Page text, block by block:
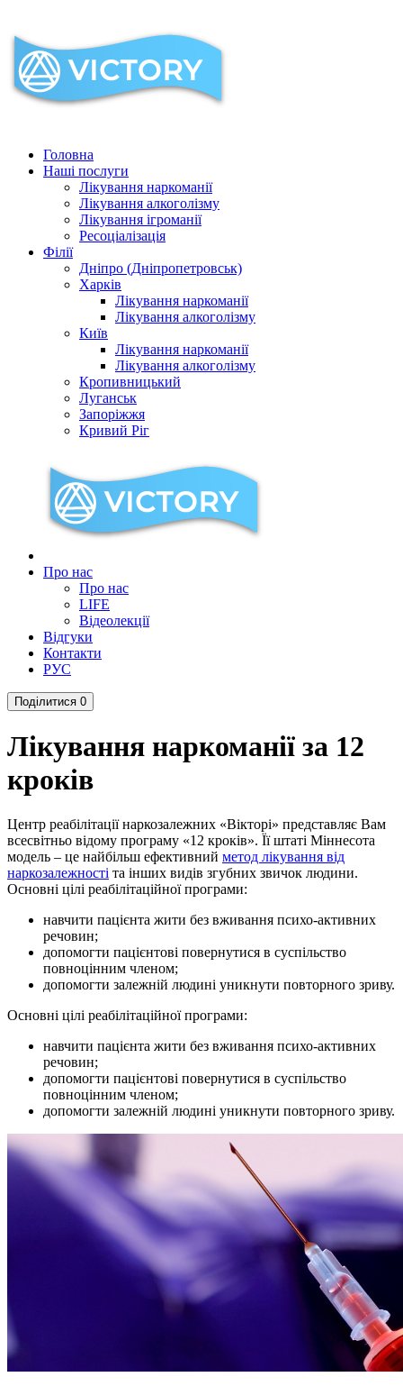
Головна
Наші послуги
Лікування наркоманії
Лікування алкоголізму
Лікування ігроманії
Ресоціалізація
Філії
Дніпро (Дніпропетровськ)
Харків
Лікування наркоманії
Лікування алкоголізму
Київ
Лікування наркоманії
Лікування алкоголізму
Кропивницький
Луганськ
Запоріжжя
Кривий Ріг
Про нас
Про нас
LIFE
Відеолекції
Відгуки
Контакти
РУС
Поділитися 0
Лікування наркоманії за 12
кроків
Центр реабілітації наркозалежних «Вікторі» представляє Вам
всесвітньо відому програму «12 кроків». Її штаті Міннесота
модель – це найбільш ефективний метод лікування від
наркозалежності та інших видів згубних звичок людини.
Основні цілі реабілітаційної програми:
навчити пацієнта жити без вживання психо-активних
речовин;
допомогти пацієнтові повернутися в суспільство
повноцінним членом;
допомогти залежній людині уникнути повторного зриву.
Основні цілі реабілітаційної програми:
навчити пацієнта жити без вживання психо-активних
речовин;
допомогти пацієнтові повернутися в суспільство
повноцінним членом;
допомогти залежній людині уникнути повторного зриву.